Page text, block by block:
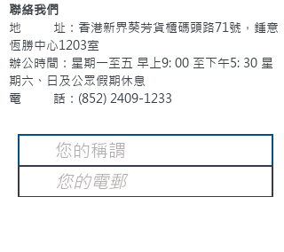
聯絡我們
地 址：香港新界葵芳貨櫃碼頭路71號，鍾意
恆勝中心1203室
辦公時間：星期一至五 早上9: 00 至下午5: 30 星
期六、日及公眾假期休息
電 話：(852) 2409-1233